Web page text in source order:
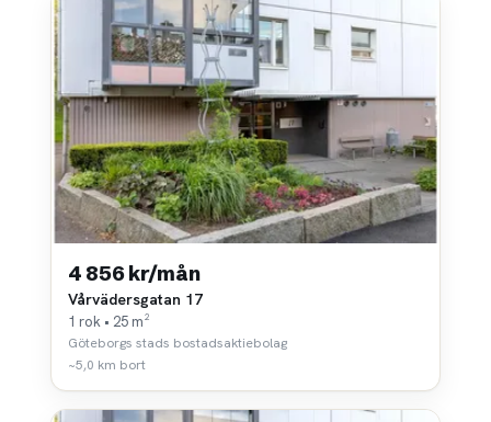
4 856 kr/mån
Vårvädersgatan 17
1 rok • 25 m²
Göteborgs stads bostadsaktiebolag
~5,0 km bort